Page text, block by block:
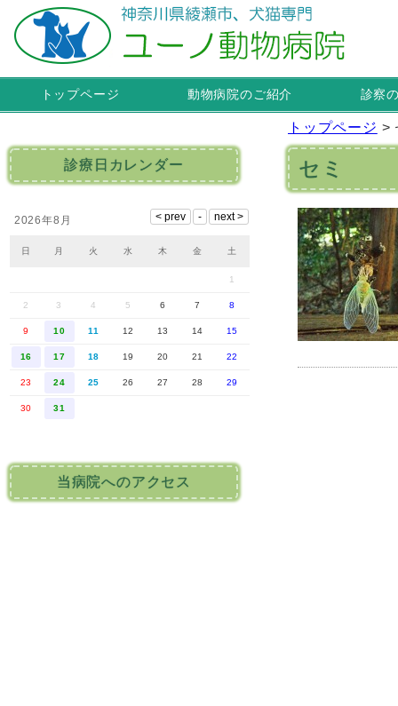
トップページ 動物病院のご紹介 診察
トップページ >
セミ
診療日カレンダー
2026年8月
日 月 火 水 木 金 土
1
2 3 4 5 6 7 8
9 10 11 12 13 14 15
16 17 18 19 20 21 22
23 24 25 26 27 28 29
30 31
当病院へのアクセス